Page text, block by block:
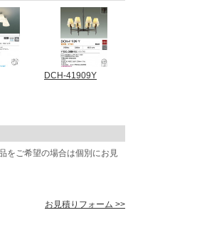
DCH-41909Y
をご希望の場合は個別にお見
お見積りフォーム >>